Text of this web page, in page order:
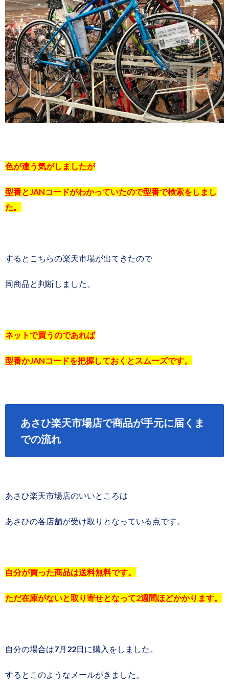
色が違う気がしましたが
型番とJANコードがわかっていたので型番で検索をしまし
た。
するとこちらの楽天市場が出てきたので
同商品と判断しました。
ネットで買うのであれば
型番かJANコードを把握しておくとスムーズです。
あさひ楽天市場店で商品が手元に届くま
での流れ
あさひ楽天市場店のいいところは
あさひの各店舗が受け取りとなっている点です。
自分が買った商品は送料無料です。
ただ在庫がないと取り寄せとなって2週間ほどかかります。
自分の場合は7月22日に購入をしました。
するとこのようなメールがきました。